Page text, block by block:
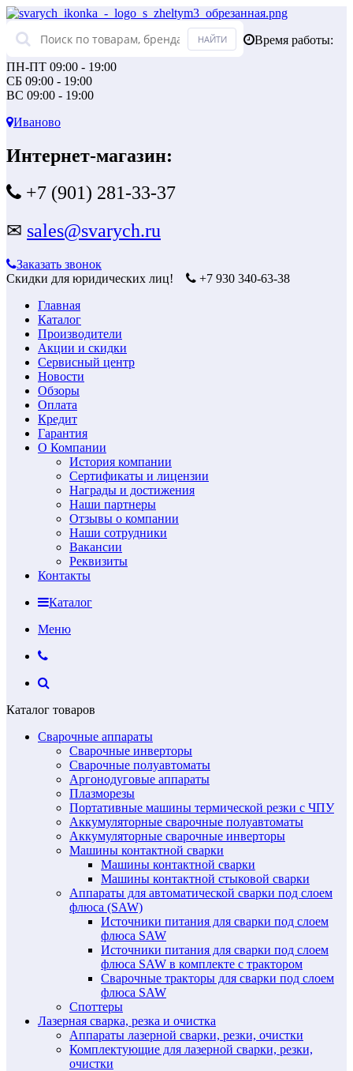
Время работы:
ПН-ПТ 09:00 - 19:00
СБ 09:00 - 19:00
ВС 09:00 - 19:00
Иваново
Интернет-магазин:
+7 (901) 281-33-37
✉ sales@svarych.ru
Заказать звонок
Скидки для юридических лиц!
+7 930 340-63-38
Главная
Каталог
Производители
Акции и скидки
Сервисный центр
Новости
Обзоры
Оплата
Кредит
Гарантия
О Компании
История компании
Сертификаты и лицензии
Награды и достижения
Наши партнеры
Отзывы о компании
Наши сотрудники
Вакансии
Реквизиты
Контакты
Каталог
Меню
Каталог товаров
Сварочные аппараты
Сварочные инверторы
Сварочные полуавтоматы
Аргонодуговые аппараты
Плазморезы
Портативные машины термической резки с ЧПУ
Аккумуляторные сварочные полуавтоматы
Аккумуляторные сварочные инверторы
Машины контактной сварки
Машины контактной сварки
Машины контактной стыковой сварки
Аппараты для автоматической сварки под слоем
флюса (SAW)
Источники питания для сварки под слоем
флюса SAW
Источники питания для сварки под слоем
флюса SAW в комплекте с трактором
Сварочные тракторы для сварки под слоем
флюса SAW
Споттеры
Лазерная сварка, резка и очистка
Аппараты лазерной сварки, резки, очистки
Комплектующие для лазерной сварки, резки,
очистки